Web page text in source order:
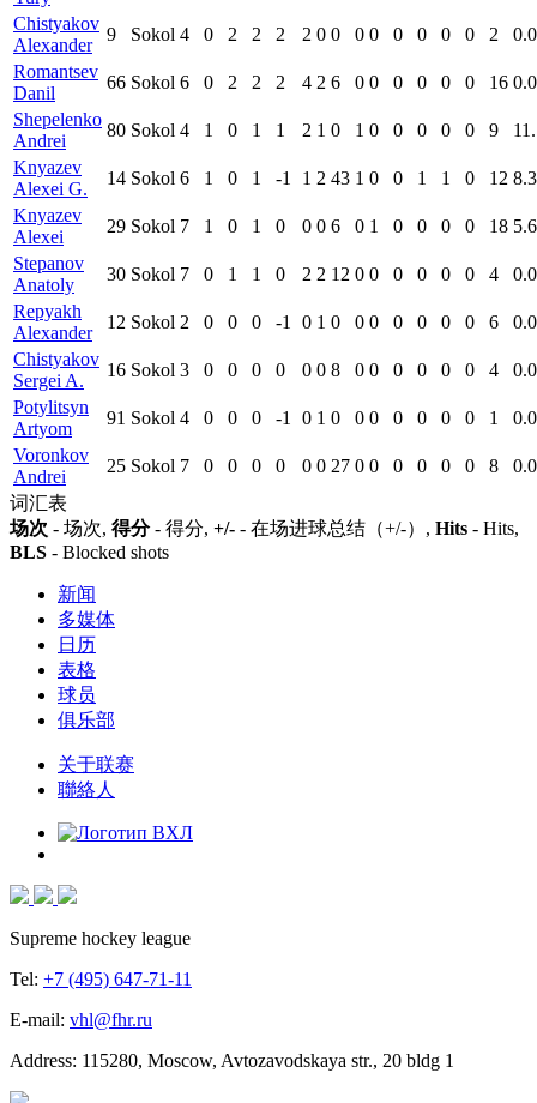
Chistyakov
Alexander
9 Sokol 4 0 2 2 2 2 0 0 0 0 0 0 0 0 2
0.0
Romantsev
Danil
66 Sokol 6 0 2 2 2 4 2 6 0 0 0 0 0 0 16 0.0
Shepelenko
Andrei
80 Sokol 4 1 0 1 1 2 1 0 1 0 0 0 0 0 9
Knyazev
Alexei G.
14 Sokol 6 1 0 1 -1 1 2 43 1 0 0 1 1 0 12 8.3
Knyazev
Alexei
29 Sokol 7 1 0 1 0 0 0 6 0 1 0 0 0 0 18 5.6
Stepanov
Anatoly
30 Sokol 7 0 1 1 0 2 2 12 0 0 0 0 0 0 4
0.0
Repyakh
Alexander
12 Sokol 2 0 0 0 -1 0 1 0 0 0 0 0 0 0 6
0.0
Chistyakov
Sergei A.
16 Sokol 3 0 0 0 0 0 0 8 0 0 0 0 0 0 4
0.0
Potylitsyn
Artyom
91 Sokol 4 0 0 0 -1 0 1 0 0 0 0 0 0 0 1
0.0
Voronkov
Andrei
25 Sokol 7 0 0 0 0 0 0 27 0 0 0 0 0 0 8
0.0
词汇表
场次 - 场次, 得分- 得分, +/- - 在场进球总结（+/-）, Hits - Hits,
BLS - Blocked shots
新闻
多媒体
日历
表格
球员
俱乐部
关于联赛
聯絡人
Supreme hockey league
Tel: +7 (495) 647-71-11
E-mail: vhl@fhr.ru
Address: 115280, Moscow, Avtozavodskaya str., 20 bldg 1